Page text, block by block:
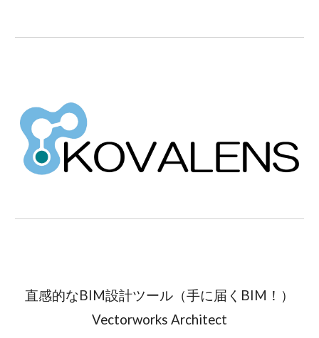
直感的なBIM設計ツール（手に届くBIM！）
Vectorworks Architect